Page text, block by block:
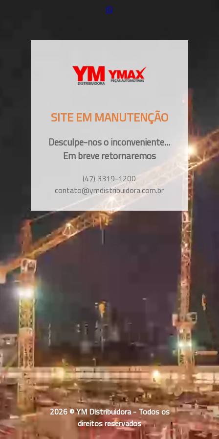
SITE EM MANUTENÇÃO
Desculpe-nos o inconveniente...
Em breve retornaremos
(47) 3319-1200
contato@ymdistribuidora.com.br
2026 © YM Distribuidora - Todos os
direitos reservados